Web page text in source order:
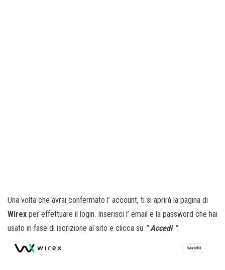
Una volta che avrai confermato l’ account, ti si aprirà la pagina di
Wirex per effettuare il login. Inserisci l’ email e la password che hai
usato in fase di iscrizione al sito e clicca su ” Accedi “.